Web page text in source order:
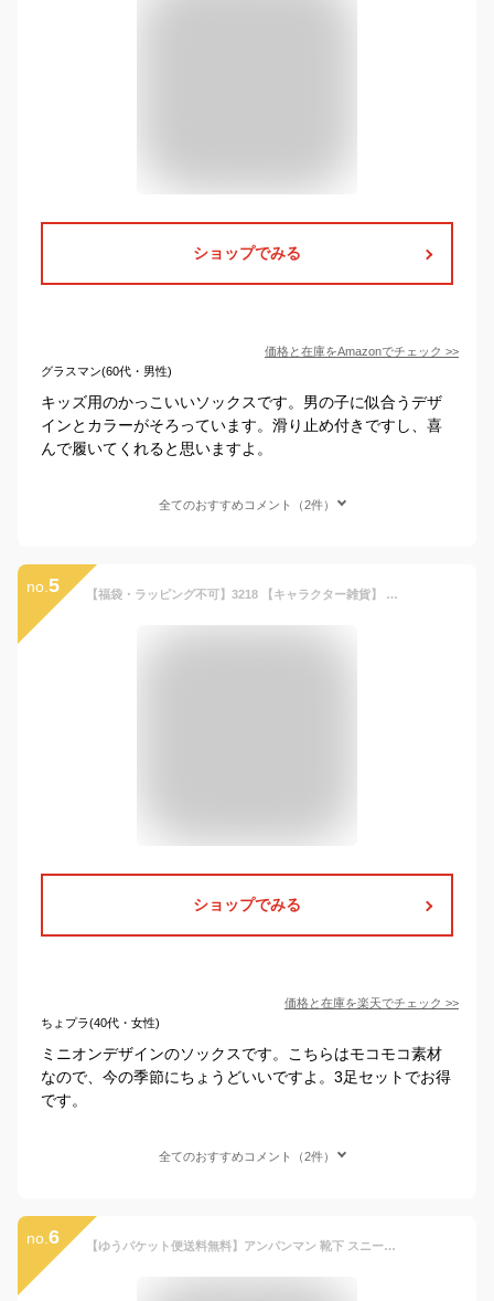
ショップでみる
価格と在庫をAmazonでチェック >>
グラスマン(60代・男性)
キッズ用のかっこいいソックスです。男の子に似合うデザ
インとカラーがそろっています。滑り止め付きですし、喜
んで履いてくれると思いますよ。
全てのおすすめコメント（2件）
no. 5 【福袋・ラッピング不可】3218 【キャラクター雑貨】 キッズもこもこソックス3足セット
ショップでみる
価格と在庫を楽天でチェック >>
ちょプラ(40代・女性)
ミニオンデザインのソックスです。こちらはモコモコ素材
なので、今の季節にちょうどいいですよ。3足セットでお得
です。
全てのおすすめコメント（2件）
no. 6 【ゆうパケット便送料無料】アンパンマン 靴下 スニーカー ソックス 子供 キッズ 13～19cm おなまえ 名前 男児 女児 キャラクター 乗り物 SLマン ばいきんまん だだんだん もぐりん レッド イエロー ブルー グレー